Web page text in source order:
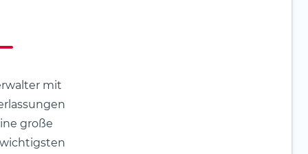
mit
große